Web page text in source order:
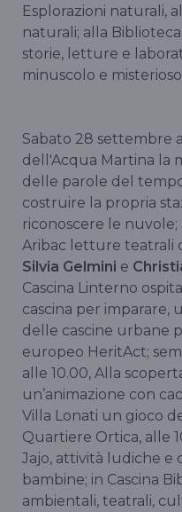
Esplorazioni naturali,
naturali; alla Biblioteca
storie, letture e
minuscolo e
Sabato 28 settembre
dell'Acqua Martina la
delle parole del
costruire la propria
riconoscere le nuvole;
Aribac letture teatrali
Silvia Gelmini e
Cascina Linterno
cascina per
delle cascine urbane
europeo HeritAct;
alle 10.00, Alla
un’animazione con
Villa Lonati un gioco
Quartiere Ortica, alle
Jajo, attività ludiche e
bambine; in Cascina
ambientali, teatrali,